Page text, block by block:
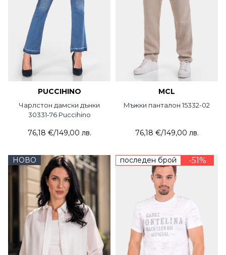
PUCCIHINO
Чарлстон дамски дънки
30331-76 Puccihino
76,18 €/149,00 лв.
MCL
Мъжки панталон 15332-02
76,18 €/149,00 лв.
НОВО последен брой -51%